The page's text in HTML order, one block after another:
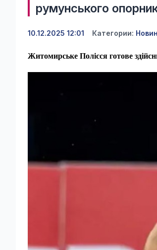
румунського
10.12.2025 12:01 Категории:
Житомирське Полісся готове